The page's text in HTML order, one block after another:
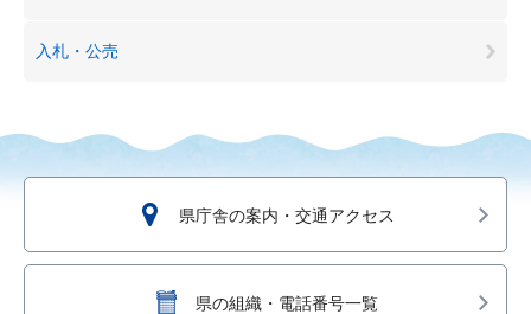
入札・公売
県庁舎の案内・交通アクセス
県の組織・電話番号一覧